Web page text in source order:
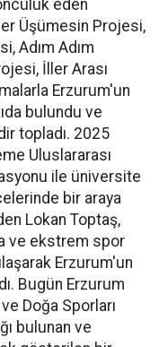
eden
Üşümesin Projesi,
Adım Adım
İller Arası
Erzurum'un
bulundu ve
topladı. 2025
Uluslararası
ile üniversite
bir araya
Lokan Toptaş,
ve ekstrem spor
Erzurum'un
Bugün Erzurum
Doğa Sporları
bulunan ve